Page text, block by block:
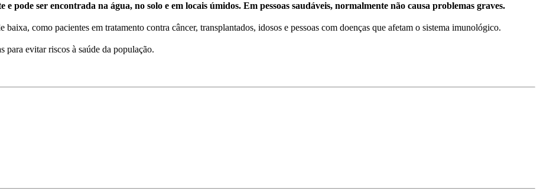
e pode ser encontrada na água, no solo e em locais úmidos. Em pessoas saudáveis, normalmente não causa problemas graves.
como pacientes em tratamento contra câncer, transplantados, idosos e pessoas com doenças que afetam o sistema imunológico.
para evitar riscos à saúde da população.